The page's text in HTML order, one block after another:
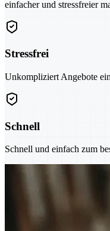
einfacher und stressfreier
Stressfrei
Unkompliziert Angebote
Schnell
Schnell und einfach zum